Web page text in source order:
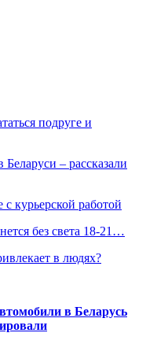
подруге и
Беларуси – рассказали
курьерской работой
без света 18-21…
в людях?
в Беларусь